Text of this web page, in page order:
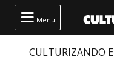
 Menú
CULTURIZANDO